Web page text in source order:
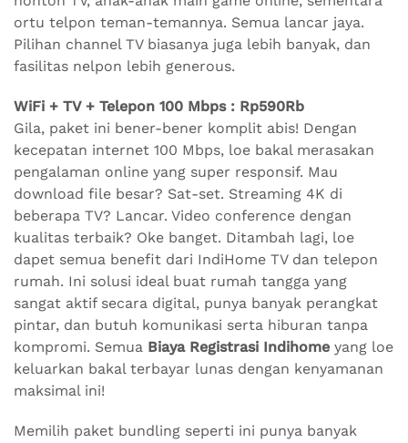
ortu telpon teman-temannya. Semua lancar jaya.
Pilihan channel TV biasanya juga lebih banyak, dan
fasilitas nelpon lebih generous.
WiFi + TV + Telepon 100 Mbps : Rp590Rb
Gila, paket ini bener-bener komplit abis! Dengan
kecepatan internet 100 Mbps, loe bakal merasakan
pengalaman online yang super responsif. Mau
download file besar? Sat-set. Streaming 4K di
beberapa TV? Lancar. Video conference dengan
kualitas terbaik? Oke banget. Ditambah lagi, loe
dapet semua benefit dari IndiHome TV dan telepon
rumah. Ini solusi ideal buat rumah tangga yang
sangat aktif secara digital, punya banyak perangkat
pintar, dan butuh komunikasi serta hiburan tanpa
kompromi. Semua Biaya Registrasi Indihome yang loe
keluarkan bakal terbayar lunas dengan kenyamanan
maksimal ini!
Memilih paket bundling seperti ini punya banyak